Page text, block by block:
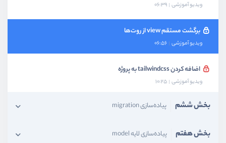
ویدیو آموزشی 06:39
برگشت مستقم view از روت‌ها
ویدیو آموزشی 06:56
اضافه کردن tailwindcss به پروژه
ویدیو آموزشی 10:25
بخش ششم پیاده‌سازی migration
بخش هفتم پیاده‌سازی لایه model